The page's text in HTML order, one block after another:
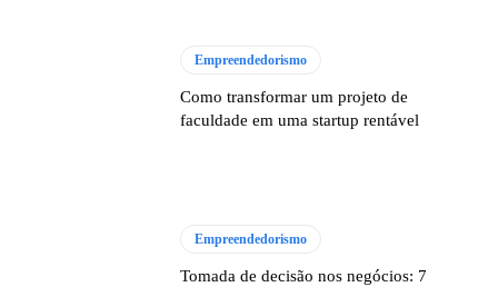
Empreendedorismo
Como transformar um projeto de
faculdade em uma startup rentável
Empreendedorismo
Tomada de decisão nos negócios: 7